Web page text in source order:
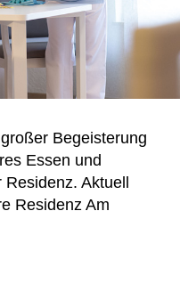
Begeisterung
Essen und
Aktuell
Residenz Am